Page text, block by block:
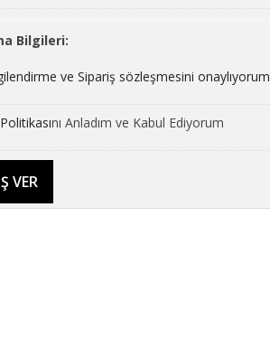
Bilgileri:
ve Sipariş sözleşmesini onaylıyorum
nı Anladım ve Kabul Ediyorum